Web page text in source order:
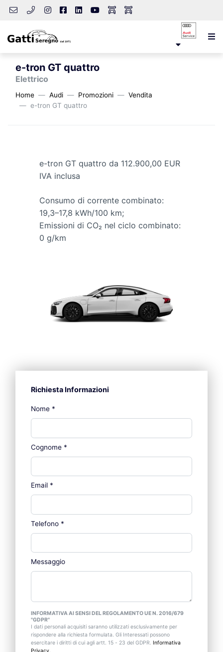
e-tron GT quattro
Elettrico
Home Audi Promozioni
Vendita
e-tron GT quattro
e-tron GT quattro da 112.900,00 EUR
IVA inclusa
Consumo di corrente combinato:
19,3–17,8 kWh/100 km;
Emissioni di CO₂ nel ciclo combinato:
0 g/km
Richiesta Informazioni
Nome *
Cognome *
Email *
Telefono *
Messaggio
INFORMATIVA AI SENSI DEL REGOLAMENTO UE N. 2016/679
"GDPR"
I dati personali acquisiti saranno utilizzati esclusivamente per
rispondere alla richiesta formulata. Gli Interessati possono
esercitare i diritti di cui agli artt. 15 - 23 del GDPR. Informativa